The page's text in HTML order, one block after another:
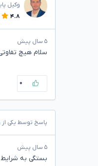
وکیل
۴.۸
۵ سال پیش
سلام هیچ
۰
پاسخ توسط یکی از
۵ سال پیش
بستگی به